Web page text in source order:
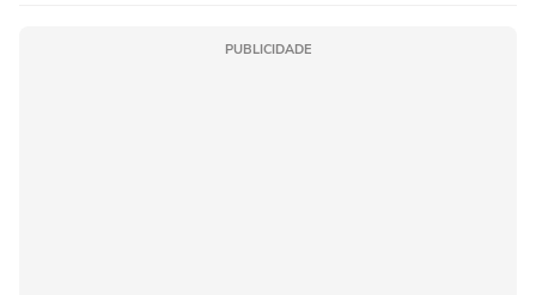
PUBLICIDADE